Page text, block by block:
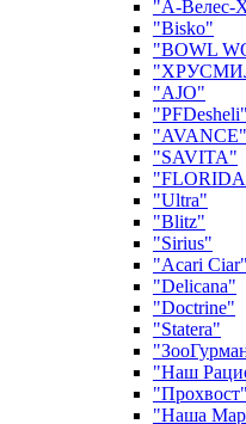
"А-Велес-
"Bisko"
"BOWL
"AJO"
"PFDesheli"
"AVANCE"
"SAVITA"
"Ultra"
"Blitz"
"Sirius"
"Acari Ciar"
"Delicana"
"Doctrine"
"Statera"
"Наш
"Прохвост"
"Наша